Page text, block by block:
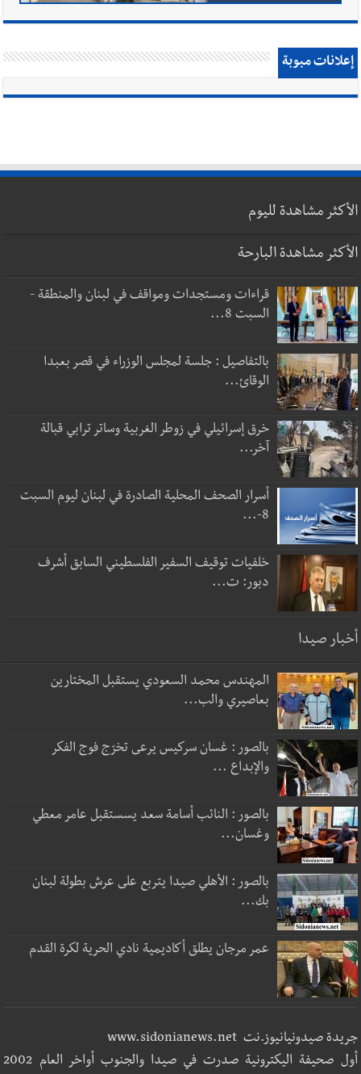
إعلانات مبوبة
الأكثر مشاهدة لليوم
الأكثر مشاهدة البارحة
قراءات ومستجدات ومواقف في لبنان والمنطقة -
السبت 8...
بالتفاصيل : جلسة لمجلس الوزراء في قصر بعبدا
الوقائ...
خرق إسرائيلي في زوطر الغربية وساتر ترابي قبالة
آخر...
أسرار الصحف المحلية الصادرة في لبنان ليوم السبت
8-...
خلفيات توقيف السفير الفلسطيني السابق أشرف
دبور: ت...
أخبار صيدا
المهندس محمد السعودي يستقبل المختارين
بعاصيري والب...
بالصور : غسان سركيس يرعى تخرّج فوج الفكر
والإبداع ...
بالصور : النائب أسامة سعد يسستقبل عامر معطي
وغسان...
بالصور : الأهلي صيدا يتربع على عرش بطولة لبنان
بك...
عمر مرجان يطلق أكاديمية نادي الحرية لكرة القدم
جريدة صيدونيانيوز.نت www.sidonianews.net
أول صحيفة اليكترونية صدرت في صيدا والجنوب أواخر العام 2002